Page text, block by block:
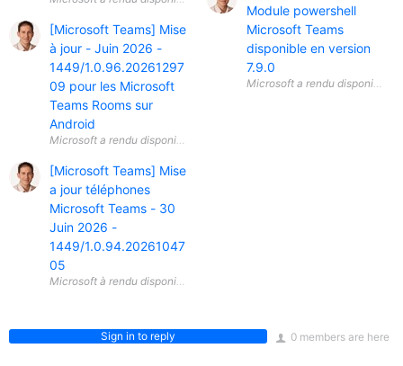
[Microsoft Teams] Mise
à jour - Juin 2026 -
1449/1.0.96.20261297
09 pour les Microsoft
Teams Rooms sur
Android
[Microsoft Teams] Mise
a jour téléphones
Microsoft Teams - 30
Juin 2026 -
1449/1.0.94.20261047
05
Module powershell
Microsoft Teams
disponible en version
7.9.0
0 members are here
Sign in to reply